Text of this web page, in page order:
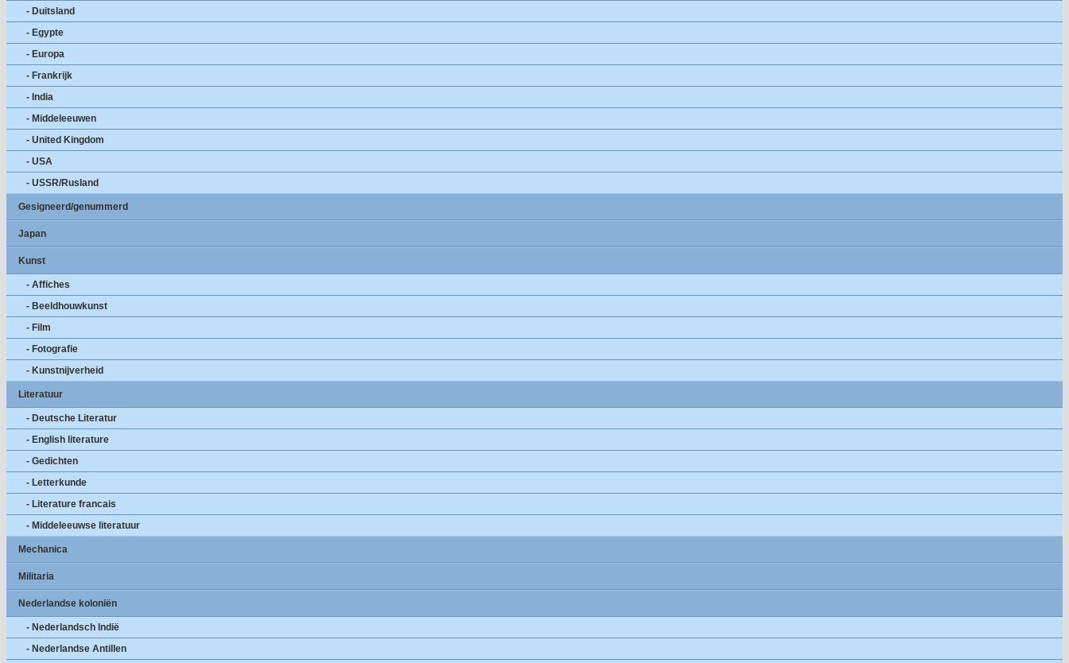
- Duitsland
- Egypte
- Europa
- Frankrijk
- India
- Middeleeuwen
- United Kingdom
- USA
- USSR/Rusland
Gesigneerd/genummerd
Japan
Kunst
- Affiches
- Beeldhouwkunst
- Film
- Fotografie
- Kunstnijverheid
Literatuur
- Deutsche Literatur
- English literature
- Gedichten
- Letterkunde
- Literature francais
- Middeleeuwse literatuur
Mechanica
Militaria
Nederlandse koloniën
- Nederlandsch Indië
- Nederlandse Antillen